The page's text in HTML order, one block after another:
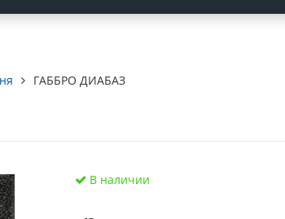
ГАББРО ДИАБАЗ
В наличии